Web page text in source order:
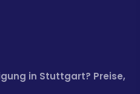
in Stuttgart? Preise,